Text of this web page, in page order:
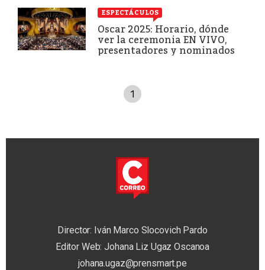
ESPECTÁCULOS
Oscar 2025: Horario, dónde
ver la ceremonia EN VIVO,
presentadores y nominados
1
Director: Iván Marco Slocovich Pardo
Editor Web: Johana Liz Ugaz Oscanoa
johana.ugaz@prensmart.pe